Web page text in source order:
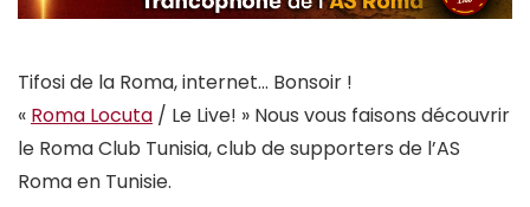
Tifosi de la Roma, internet… Bonsoir !
« Roma Locuta / Le Live! » Nous vous faisons découvrir
le Roma Club Tunisia, club de supporters de l’AS
Roma en Tunisie.